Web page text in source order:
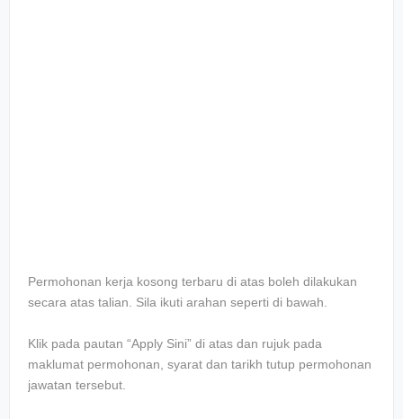
Permohonan kerja kosong terbaru di atas boleh dilakukan
secara atas talian. Sila ikuti arahan seperti di bawah.
Klik pada pautan “Apply Sini” di atas dan rujuk pada
maklumat permohonan, syarat dan tarikh tutup permohonan
jawatan tersebut.